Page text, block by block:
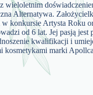
Alternatywa.
w konkursie Artysta Roku
od 6 lat. Jej pasją
kwalifikacji i
kosmetykami marki